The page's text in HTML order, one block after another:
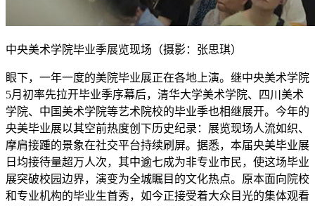
中央美术学院毕业季展览现场（摄影：张思琪）
眼下，一年一度的美院毕业展正在各地上演。继中央美术学院
5月初率先拉开毕业季序幕后，清华大学美术学院、四川美术
学院、中国美术学院等艺术院校的毕业季也相继展开。今年的
央美毕业展以其‌空前热度‌创下历史纪录：展览现场人流如织、
摩肩接踵的景象在社交平台持续刷屏。据悉，本届央美毕业展
日均接待量超万人次，其中逾七成为非专业市民，使这场毕业
展突破校园边界，演变为全城瞩目的文化热点。原本面向院校
和专业机构的毕业生首秀，如今正接受着大众目光的集体观看